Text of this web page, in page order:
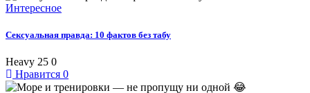
Интересное
Сексуальная правда: 10 фактов без табу
Heavy 25 0
Нравится 0